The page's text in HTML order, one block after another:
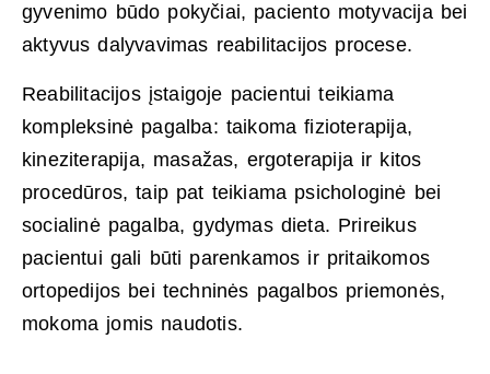
gyvenimo būdo pokyčiai, paciento motyvacija bei
aktyvus dalyvavimas reabilitacijos procese.
Reabilitacijos įstaigoje pacientui teikiama
kompleksinė pagalba: taikoma fizioterapija,
kineziterapija, masažas, ergoterapija ir kitos
procedūros, taip pat teikiama psichologinė bei
socialinė pagalba, gydymas dieta. Prireikus
pacientui gali būti parenkamos ir pritaikomos
ortopedijos bei techninės pagalbos priemonės,
mokoma jomis naudotis.